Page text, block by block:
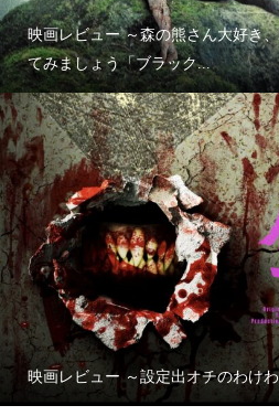
映画レビュー ～森の熊さん大好き
てみましょう「ブラック...
映画レビュー ～設定出オチのわけ